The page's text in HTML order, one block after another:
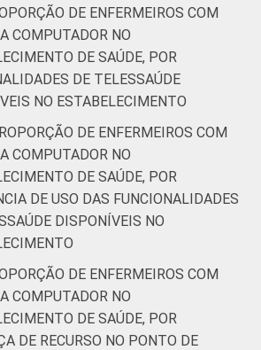
DE ENFERMEIROS COM
COMPUTADOR NO
DE SAÚDE, POR
DE TELESSAÚDE
NO ESTABELECIMENTO
DE ENFERMEIROS COM
COMPUTADOR NO
DE SAÚDE, POR
DE USO DAS FUNCIONALIDADES
DISPONÍVEIS NO
DE ENFERMEIROS COM
COMPUTADOR NO
DE SAÚDE, POR
DE RECURSO NO PONTO DE